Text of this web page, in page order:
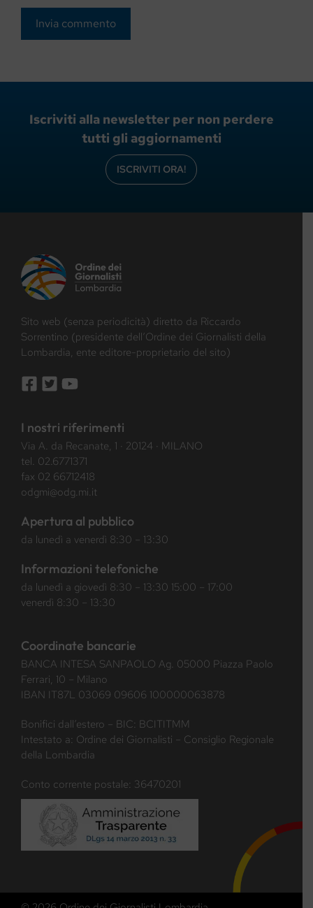
Iscriviti alla newsletter per non perdere
tutti gli aggiornamenti
ISCRIVITI ORA!
Sito web (senza periodicità) diretto da Riccardo
Sorrentino (presidente dell’Ordine dei Giornalisti della
Lombardia, ente editore-proprietario del sito)
I nostri riferimenti
Via A. da Recanate, 1 · 20124 · MILANO
tel. 02.6771371
fax 02 66712418
odgmi@odg.mi.it
Apertura al pubblico
da lunedì a venerdì 8:30 – 13:30
Informazioni telefoniche
da lunedì a giovedì 8:30 – 13:30 15:00 – 17:00
venerdì 8:30 – 13:30
Coordinate bancarie
BANCA INTESA SANPAOLO Ag. 05000 Piazza Paolo
Ferrari, 10 – Milano
IBAN IT87L 03069 09606 100000063878
Bonifici dall’estero – BIC: BCITITMM
Intestato a: Ordine dei Giornalisti – Consiglio Regionale
della Lombardia
Conto corrente postale: 36470201